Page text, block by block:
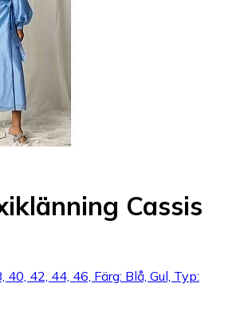
Cassis
40, 42, 44, 46, Färg: Blå, Gul, Typ: